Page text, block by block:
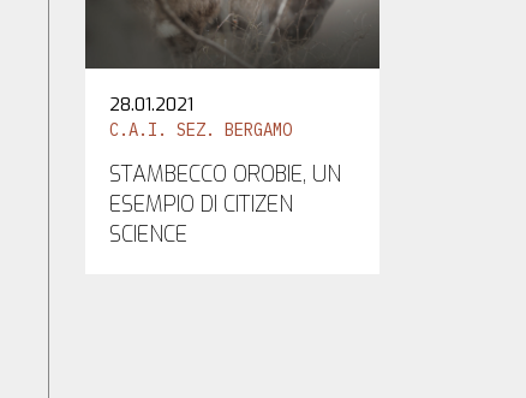
28.01.2021
C.A.I. SEZ. BERGAMO
STAMBECCO OROBIE, UN
ESEMPIO DI CITIZEN
SCIENCE